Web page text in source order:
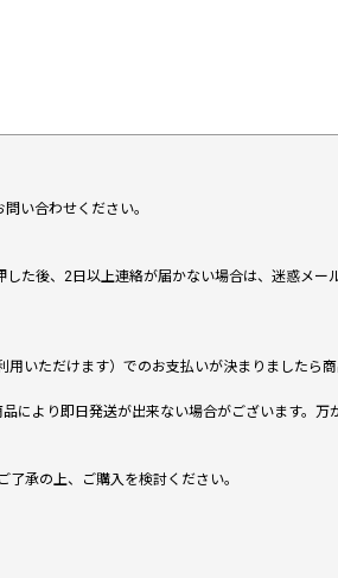
い合わせください。
た後、2日以上連絡が届かない場合は、迷惑メー
いただけます）でのお支払いが決まりましたら商
より即日発送が出来ない場合がございます。万
承の上、ご購入を検討ください。